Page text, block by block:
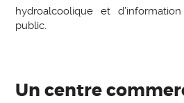
hydroalcoolique et
public.
Un centre